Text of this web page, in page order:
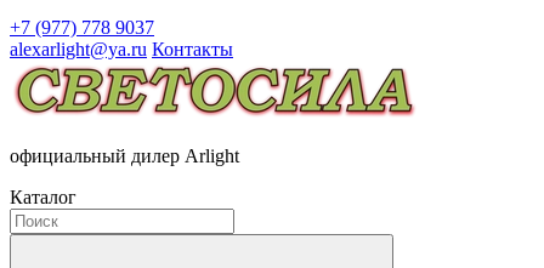
+7 (977) 778 9037
alexarlight@ya.ru Контакты
официальный дилер Arlight
Каталог